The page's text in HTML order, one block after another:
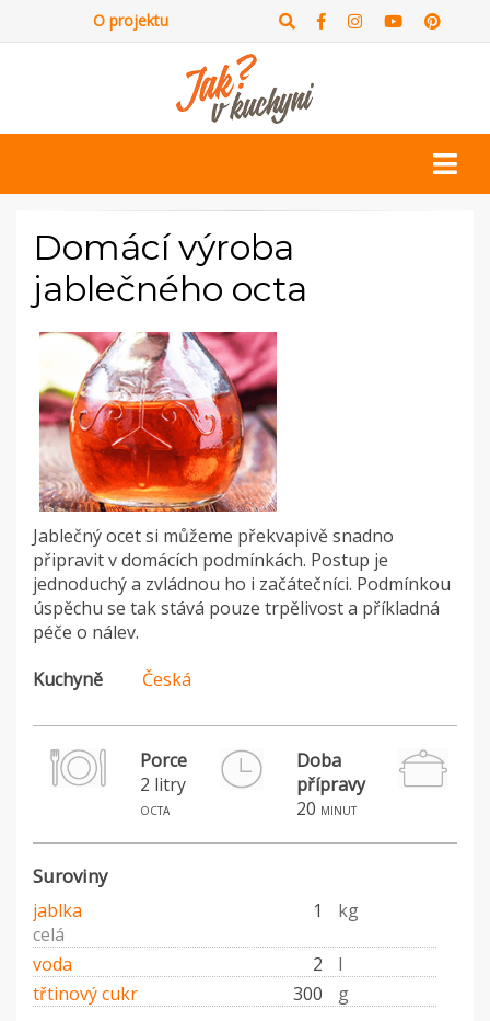
O projektu
Domácí výroba
jablečného octa
Jablečný ocet si můžeme překvapivě snadno
připravit v domácích podmínkách. Postup je
jednoduchý a zvládnou ho i začátečníci. Podmínkou
úspěchu se tak stává pouze trpělivost a příkladná
péče o nálev.
Kuchyně
Česká
Porce
2 litry
octa
Doba
přípravy
20 minut
Suroviny
jablka 1
kg
celá
voda
2
l
třtinový cukr
300 g